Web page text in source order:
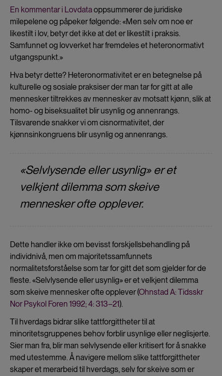
En kommentar i Lovdataoppsummerer de juridiske
milepelene og påpeker følgende: «Men selv om noe er
likestilt i lov, betyr det ikke at det er likestilt i praksis.
Samfunnet og lovverket har fremdeles et heteronormativt
utgangspunkt.»
Hva betyr dette? Heteronormativitet er en betegnelse på
kulturelle og sosiale praksiser der man tar for gitt at alle
mennesker tiltrekkes av mennesker av motsatt kjønn, slik at
homo- og biseksualitet blir usynlig og annenrangs.
Tilsvarende snakker vi om cisnormativitet, der
kjønnsinkongruens blir usynlig og annenrangs.
«Selvlysende eller usynlig» er et
velkjent dilemma som skeive
mennesker ofte opplever.
Dette handler ikke om bevisst forskjellsbehandling på
individnivå, men om majoritetssamfunnets
normalitetsforståelse som tar for gitt det som gjelder for de
fleste. «Selvlysende eller usynlig» er et velkjent dilemma
som skeive mennesker ofte opplever (Ohnstad A: Tidsskr
Nor Psykol Foren 1992; 4: 313–21).
Til hverdags bidrar slike tattforgittheter til at
minoritetsgruppenes behov forblir usynlige eller neglisjerte.
Sier man fra, blir man selvlysende eller kritisert for å snakke
med utestemme. Å navigere mellom slike tattforgittheter
skaper et merarbeid til hverdags, selv for skeive som er